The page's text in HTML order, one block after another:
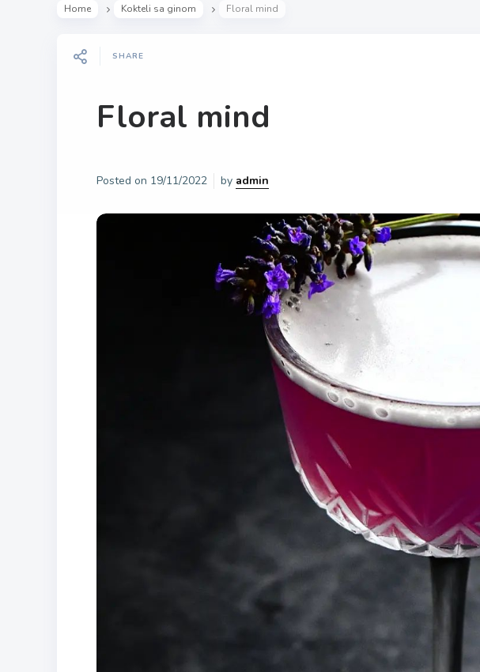
Home Kokteli sa ginom Floral mind
SHARE
Floral mind
Posted on 19/11/2022 by admin